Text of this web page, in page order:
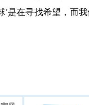
’是在寻找希望，而